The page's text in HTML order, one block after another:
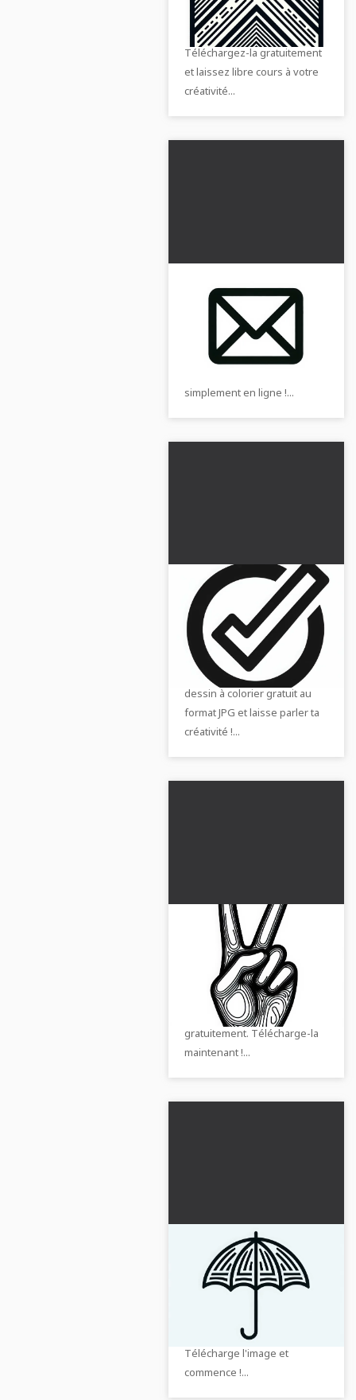
colorier en haute qualité avec
le symbole de la croix.
Téléchargez-la gratuitement
et laissez libre cours à votre
créativité...
Enveloppe à colorier
gratuite
Crée ton propre enveloppe et
télécharge le dessin à
simplement en ligne !...
Symbole de crochet et
de coche - Image à
colorier gratuite
Le symbole de la coche
représente le succès.
Télécharge maintenant le
dessin à colorier gratuit au
format JPG et laisse parler ta
créativité !...
Dessin à colorier du
signe de paix à deux
doigts gratuit
Télécharge l'image à colorier
du signe de paix créatif en
deux doigts et colorie-la
gratuitement. Télécharge-la
maintenant !...
Dessin à colorier
parapluie gratuit -
Symbole créatif pour
Télécharge maintenant le
et découvre du plaisir créatif !
Télécharge l'image et
commence !...